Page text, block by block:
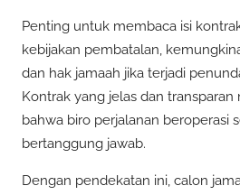
Penting untuk membaca isi
kebijakan pembatalan,
dan hak jamaah jika terjadi
Kontrak yang jelas dan
bahwa biro perjalanan beroperasi
bertanggung jawab.
Dengan pendekatan ini, calon